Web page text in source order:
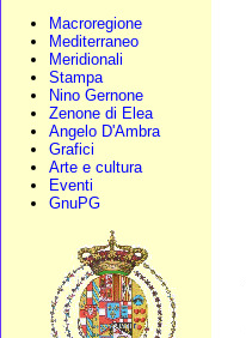
Macroregione
Mediterraneo
Meridionali
Stampa
Nino Gernone
Zenone di Elea
Angelo D'Ambra
Grafici
Arte e cultura
Eventi
GnuPG